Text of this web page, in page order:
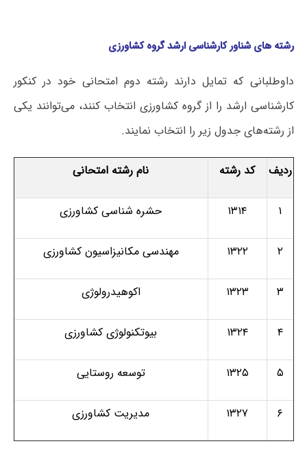
رشته های شناور کارشناسی ارشد گروه کشاورزی
داوطلبانی که تمایل دارند رشته دوم امتحانی خود در کنکور
کارشناسی ارشد را از گروه کشاورزی انتخاب کنند، می‌توانند یکی
از رشته‌های جدول زیر را انتخاب نمایند.
ردیف کد رشته نام رشته امتحانی
۱ ۱۳۱۴ حشره شناسی کشاورزی
۲ ۱۳۲۲ مهندسی مکانیزاسیون کشاورزی
۳ ۱۳۲۳ اکوهیدرولوژی
۴ ۱۳۲۴ بیوتکنولوژی کشاورزی
۵ ۱۳۲۵ توسعه روستایی
۶ ۱۳۲۷ مدیریت کشاورزی